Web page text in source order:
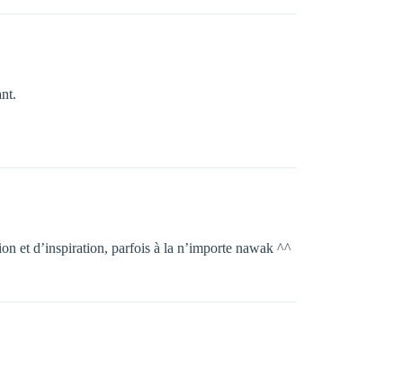
et d’inspiration, parfois à la n’importe nawak ^^